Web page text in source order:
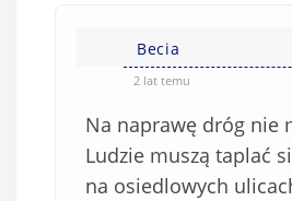
Becia
2 lat temu
Na naprawę dróg nie
Ludzie muszą taplać
na osiedlowych